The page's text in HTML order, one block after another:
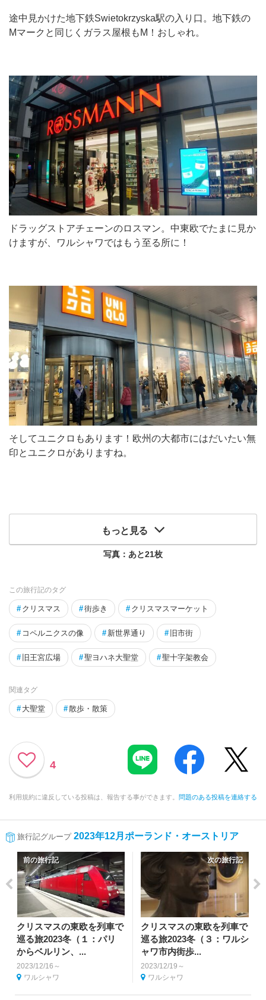
途中見かけた地下鉄Swietokrzyska駅の入り口。地下鉄の
Mマークと同じくガラス屋根もM！おしゃれ。
ドラッグストアチェーンのロスマン。中東欧でたまに見か
けますが、ワルシャワではもう至る所に！
そしてユニクロもあります！欧州の大都市にはだいたい無
印とユニクロがありますね。
もっと見る
写真：あと21枚
この旅行記のタグ
# クリスマス #街歩き # クリスマスマーケット
# コペルニクスの像 # 新世界通り # 旧市街
# 旧王宮広場 #聖ヨハネ大聖堂 #聖十字架教会
関連タグ
# 大聖堂 #散歩・散策
4
利用規約に違反している投稿は、報告する事ができます。 問題のある投稿を連絡する
旅行記グループ 2023年12月ポーランド・オーストリア
前の旅行記
クリスマスの東欧を列車で
巡る旅2023冬（１：パリ
からベルリン、...
2023/12/16～
ワルシャワ
次の旅行記
クリスマスの東欧を列車で
巡る旅2023冬（３：ワルシ
ャワ市内街歩...
2023/12/19～
ワルシャワ